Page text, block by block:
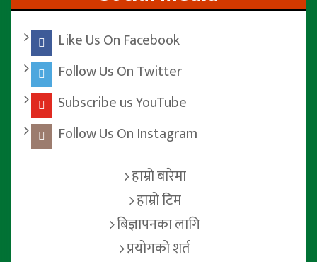
Like Us On Facebook
Follow Us On Twitter
Subscribe us YouTube
Follow Us On Instagram
हाम्रो बारेमा
हाम्रो टिम
बिज्ञापनका लागि
प्रयोगको शर्त